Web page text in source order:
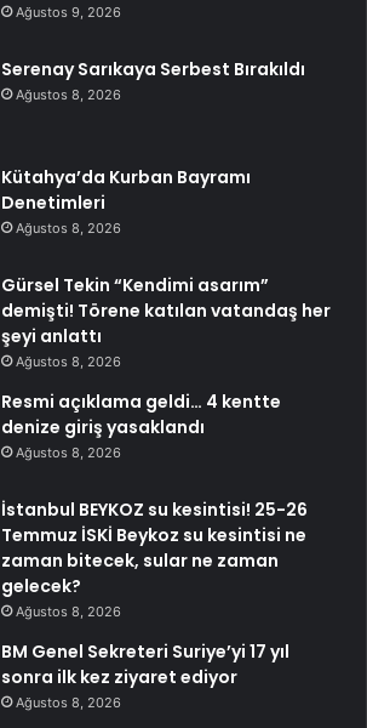
Ağustos 9, 2026
Serenay Sarıkaya Serbest Bırakıldı
Ağustos 8, 2026
Kütahya’da Kurban Bayramı
Denetimleri
Ağustos 8, 2026
Gürsel Tekin “Kendimi asarım”
demişti! Törene katılan vatandaş her
şeyi anlattı
Ağustos 8, 2026
Resmi açıklama geldi… 4 kentte
denize giriş yasaklandı
Ağustos 8, 2026
İstanbul BEYKOZ su kesintisi! 25-26
Temmuz İSKİ Beykoz su kesintisi ne
zaman bitecek, sular ne zaman
gelecek?
Ağustos 8, 2026
BM Genel Sekreteri Suriye’yi 17 yıl
sonra ilk kez ziyaret ediyor
Ağustos 8, 2026